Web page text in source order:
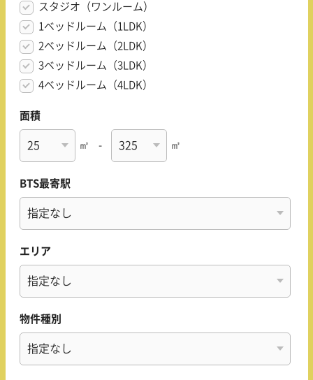
スタジオ（ワンルーム）
1ベッドルーム（1LDK）
2ベッドルーム（2LDK）
3ベッドルーム（3LDK）
4ベッドルーム（4LDK）
面積
㎡ - ㎡
BTS最寄駅
エリア
物件種別